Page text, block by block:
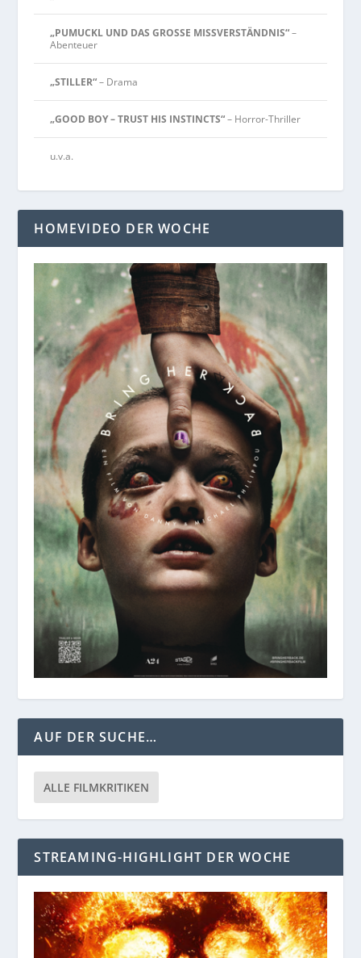
„PUMUCKL UND DAS GROSSE MISSVERSTÄNDNIS“–
Abenteuer
„STILLER“– Drama
„GOOD BOY – TRUST HIS INSTINCTS“– Horror-Thriller
u.v.a.
HOMEVIDEO DER WOCHE
AUF DER SUCHE…
ALLE FILMKRITIKEN
STREAMING-HIGHLIGHT DER WOCHE